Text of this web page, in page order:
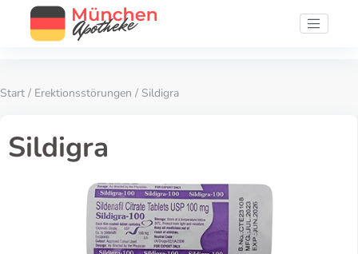
Start / Erektionsstörungen / Sildigra
Sildigra